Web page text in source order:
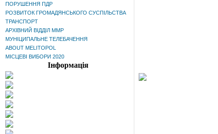
ПОРУШЕННЯ ПДР
РОЗВИТОК ГРОМАДЯНСЬКОГО СУСПІЛЬСТВА
ТРАНСПОРТ
АРХІВНИЙ ВІДДІЛ ММР
МУНІЦИПАЛЬНЕ ТЕЛЕБАЧЕННЯ
ABOUT MELITOPOL
МІСЦЕВІ ВИБОРИ 2020
Інформація